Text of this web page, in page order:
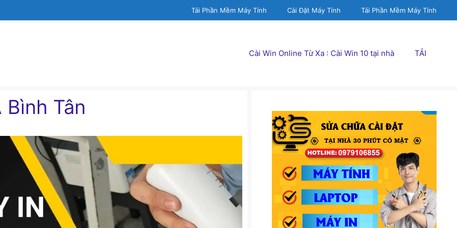
Tải Phần Mềm Máy Tính Cài Đặt Máy Tính Tải Phần Mềm Máy Tính
Cài Win Online Từ Xa : Cài Win 10 tại nhà TẢI
Tân